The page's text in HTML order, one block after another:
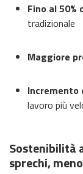
Fino al
tradizionale
Maggiore
lavoro più
Sostenibilità
sprechi,